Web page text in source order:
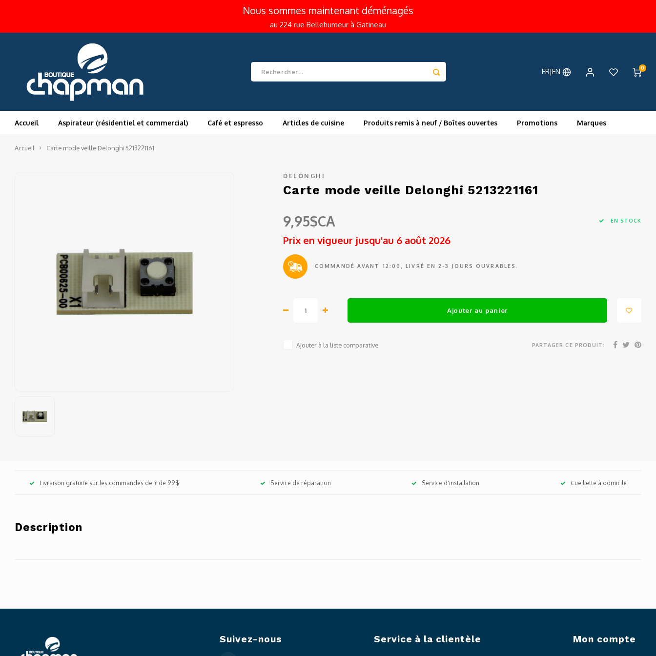
Nous sommes maintenant déménagés
au 224 rue Bellehumeur à Gatineau
FR|EN 0
Accueil Aspirateur (résidentiel et commercial) Café et espresso Articles de cuisine Produits remis à neuf / Boîtes ouvertes Promotions Marques
Accueil Carte mode veille Delonghi 5213221161
DELONGHI
Carte mode veille Delonghi 5213221161
9,95$CA EN STOCK
Prix en vigueur jusqu'au 6 août 2026
COMMANDÉ AVANT 12:00, LIVRÉ EN 2-3 JOURS OUVRABLES.
Ajouter au panier
Ajouter à la liste comparative PARTAGER CE PRODUIT:
Livraison gratuite sur les commandes de + de 99$ Service de réparation Service d'installation Cueillette à domicile
Description
Suivez-nous Service à la clientèle Mon compte